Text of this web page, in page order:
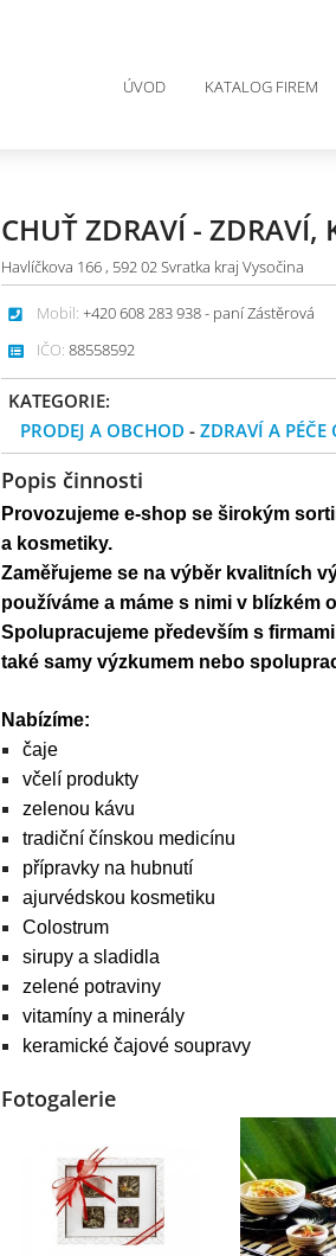
ÚVOD KATALOG FIREM
CHUŤ ZDRAVÍ - ZDRAVÍ,
Havlíčkova 166 , 592 02 Svratka kraj Vysočina
Mobil: +420 608 283 938 - paní Zástěrová
IČO: 88558592
KATEGORIE:
PRODEJ A OBCHOD -ZDRAVÍ A PÉČE
Popis činnosti
Provozujeme e-shop se širokým
a kosmetiky.
Zaměřujeme se na výběr kvalitních
používáme a máme s nimi v blízkém
Spolupracujeme především s
také samy výzkumem nebo
Nabízíme:
čaje
včelí produkty
zelenou kávu
tradiční čínskou medicínu
přípravky na hubnutí
ajurvédskou kosmetiku
Colostrum
sirupy a sladidla
zelené potraviny
vitamíny a minerály
keramické čajové soupravy
Fotogalerie